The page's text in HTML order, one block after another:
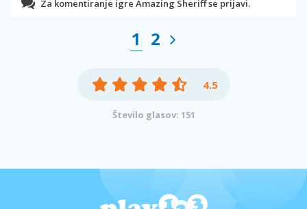
Za komentiranje igre Amazing Sheriff se prijavi.
1 2
4.5
Število glasov: 151